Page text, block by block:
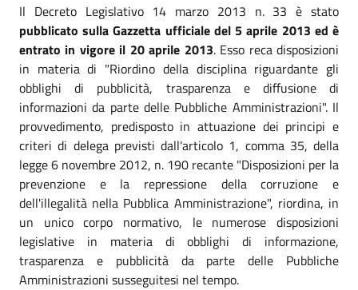
Il Decreto Legislativo 14 marzo 2013 n. 33 è stato
pubblicato sulla Gazzetta ufficiale del 5 aprile 2013 ed è
entrato in vigore il 20 aprile 2013. Esso reca disposizioni
in materia di "Riordino della disciplina riguardante gli
obblighi di pubblicità, trasparenza e diffusione di
informazioni da parte delle Pubbliche Amministrazioni". Il
provvedimento, predisposto in attuazione dei principi e
criteri di delega previsti dall'articolo 1, comma 35, della
legge 6 novembre 2012, n. 190 recante "Disposizioni per la
prevenzione e la repressione della corruzione e
dell'illegalità nella Pubblica Amministrazione", riordina, in
un unico corpo normativo, le numerose disposizioni
legislative in materia di obblighi di informazione,
trasparenza e pubblicità da parte delle Pubbliche
Amministrazioni susseguitesi nel tempo.